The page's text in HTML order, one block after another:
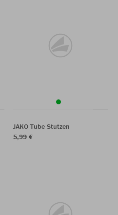
JAKO Tube Stutzen
5,99 €